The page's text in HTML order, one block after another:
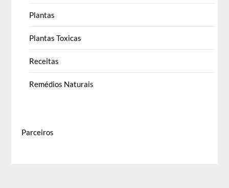
Plantas
Plantas Toxicas
Receitas
Remédios Naturais
Parceiros